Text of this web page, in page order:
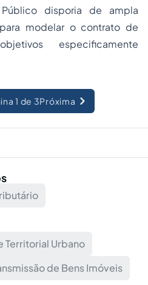
disporia de ampla
modelar o contrato de
especificamente
1 de 3Próxima
Territorial Urbano
de Bens Imóveis